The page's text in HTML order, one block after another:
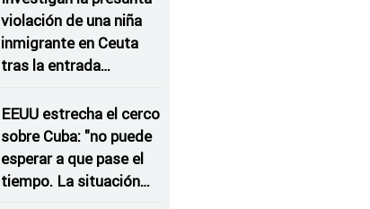
violación de una niña
inmigrante en Ceuta
tras la entrada
EEUU estrecha el cerco
sobre Cuba: "no puede
esperar a que pase el
tiempo. La situación